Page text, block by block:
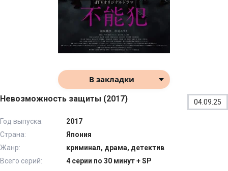
В закладки
Невозможность защиты (2017) 04.09.25
Год выпуска:
2017
Страна:
Япония
Жанр:
криминал, драма, детектив
Всего серий:
4 серии по 30 минут + SP